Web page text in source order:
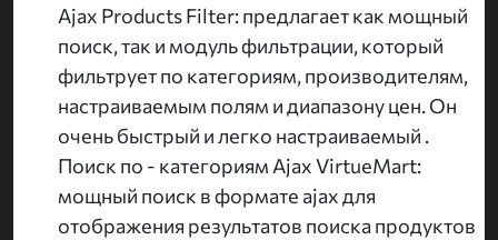
Ajax Products Filter: предлагает как мощный
поиск, так и модуль фильтрации, который
фильтрует по категориям, производителям,
настраиваемым полям и диапазону цен. Он
очень быстрый и легко настраиваемый .
Поиск по - категориям Ajax VirtueMart:
мощный поиск в формате ajax для
отображения результатов поиска продуктов